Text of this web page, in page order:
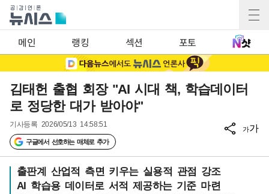
메인 랭킹 섹션 포토
김태헌 출협 회장 "AI 시대 책, 학습데이터
로 정당한 대가 받아야"
기사등록 2026/05/13 14:58:51
구글에서 선호하는 매체로 추가
가가
출판계 산업적 측면 키우는 실용적 관점 강조
AI 학습용 데이터로 서적 제공하는 기준 마련